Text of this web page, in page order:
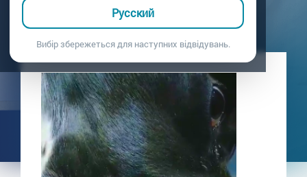
Русский
Вибір збережеться для наступних відвідувань.